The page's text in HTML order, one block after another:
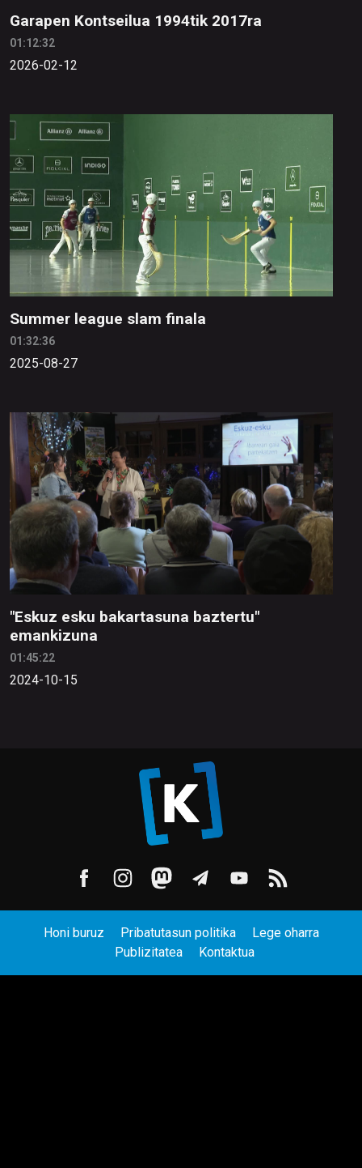
Garapen Kontseilua 1994tik 2017ra
01:12:32
2026-02-12
Summer league slam finala
01:32:36
2025-08-27
"Eskuz esku bakartasuna baztertu"
emankizuna
01:45:22
2024-10-15
Honi buruz Pribatutasun politika
Lege oharra
Publizitatea
Kontaktua